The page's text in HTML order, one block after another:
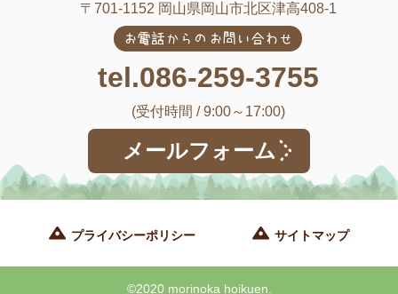
〒701-1152 岡山県岡山市北区津高408-1
お電話からのお問い合わせ
tel.086-259-3755
(受付時間 / 9:00～17:00)
メールフォーム
プライバシーポリシー サイトマップ
©2020 morinoka hoikuen.